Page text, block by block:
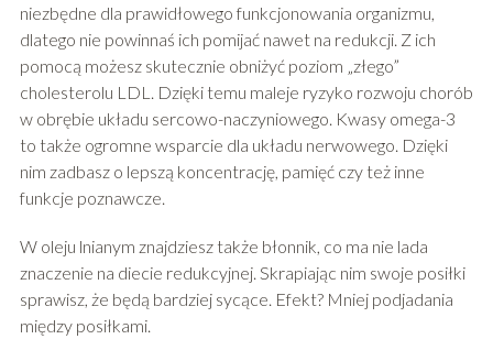
niezbędne dla prawidłowego funkcjonowania organizmu,
dlatego nie powinnaś ich pomijać nawet na redukcji. Z ich
pomocą możesz skutecznie obniżyć poziom „złego”
cholesterolu LDL. Dzięki temu maleje ryzyko rozwoju chorób
w obrębie układu sercowo-naczyniowego. Kwasy omega-3
to także ogromne wsparcie dla układu nerwowego. Dzięki
nim zadbasz o lepszą koncentrację, pamięć czy też inne
funkcje poznawcze.
W oleju lnianym znajdziesz także błonnik, co ma nie lada
znaczenie na diecie redukcyjnej. Skrapiając nim swoje posiłki
sprawisz, że będą bardziej sycące. Efekt? Mniej podjadania
między posiłkami.